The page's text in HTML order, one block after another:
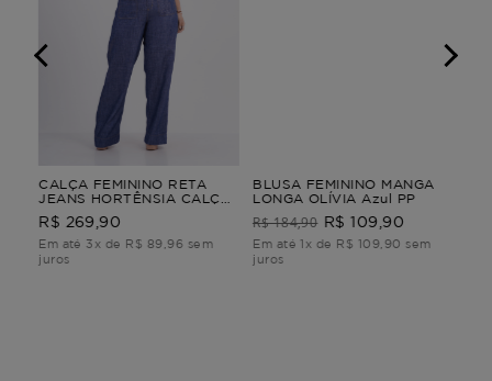
CALÇA FEMININO RETA
JEANS HORTÊNSIA CALÇA
FEMININO RETA JEANS M
R$ 269,90
Em até 3x de R$ 89,96 sem
juros
BLUSA FEMININO MANGA
LONGA OLÍVIA Azul PP
R$ 184,90 R$ 109,90
Em até 1x de R$ 109,90 sem
juros